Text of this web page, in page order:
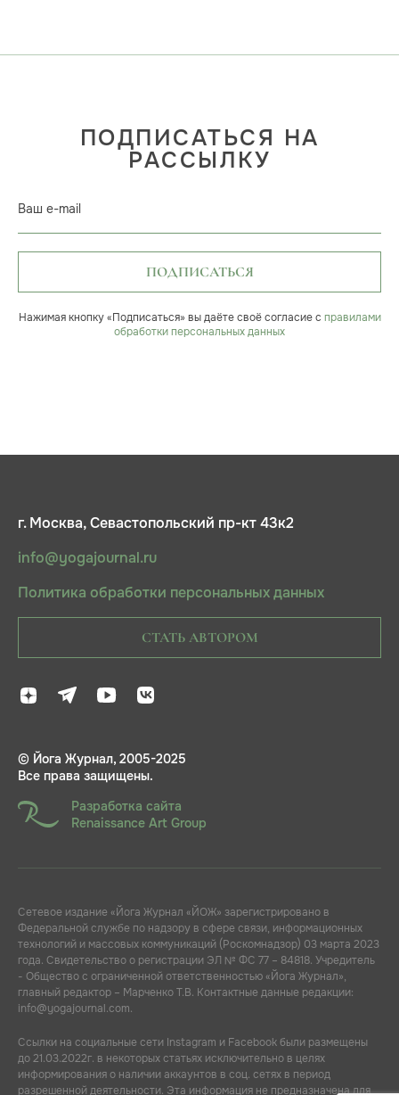
ПОДПИСАТЬСЯ НА
РАССЫЛКУ
Ваш e-mail
ПОДПИСАТЬСЯ
Нажимая кнопку «Подписаться» вы даёте своё согласие с правилами
обработки персональных данных
г. Москва, Севастопольский пр-кт 43к2
info@yogajournal.ru
Политика обработки персональных данных
СТАТЬ АВТОРОМ
© Йога Журнал, 2005-2025
Все права защищены.
Разработка сайта
Renaissance Art Group
Сетевое издание «Йога Журнал «ЙОЖ» зарегистрировано в
Федеральной службе по надзору в сфере связи, информационных
технологий и массовых коммуникаций (Роскомнадзор) 03 марта 2023
года. Свидетельство о регистрации ЭЛ № ФС 77 – 84818. Учредитель
- Общество с ограниченной ответственностью «Йога Журнал»,
главный редактор – Марченко Т.В. Контактные данные редакции:
info@yogajournal.com.
Ссылки на социальные сети Instagram и Facebook были размещены
до 21.03.2022г. в некоторых статьях исключительно в целях
информирования о наличии аккаунтов в соц. сетях в период
разрешенной деятельности. Эта информация не предназначена для